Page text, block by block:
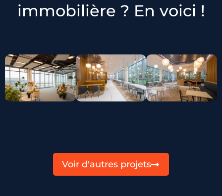
immobilière ? En voici !
Voir d'autres projets